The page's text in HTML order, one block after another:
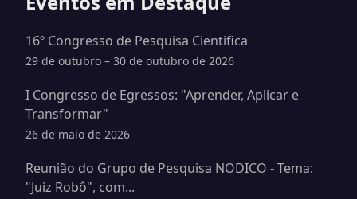
16º Congresso de Pesquisa Cientifica
29 de outubro – 30 de outubro de 2026
I Congresso de Egressos: "Aprender, Aplicar e
Transformar"
26 de maio de 2026
Reunião do Grupo de Pesquisa NODICO - Tema:
"Juiz Robô", com...